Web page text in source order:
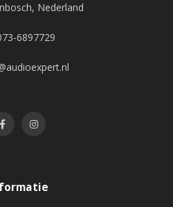
Nederland
6897729